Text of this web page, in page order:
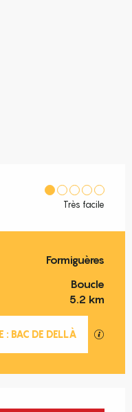
Très facile
Formiguères
Boucle
5.2 km
: BAC DE DELLÀ